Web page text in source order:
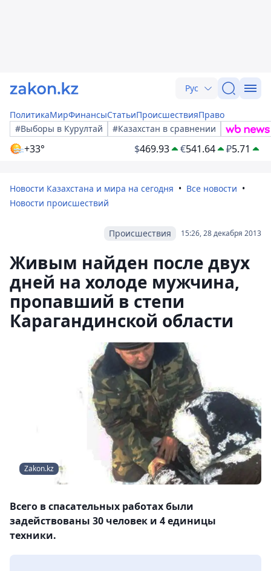
Рус
ПолитикаМирФинансыСтатьиПроисшествияПраво
#Выборы в Курултай
#Казахстан в сравнении
+33° $469.93 €541.64 ₽5.71
Новости Казахстана и мира на сегодня
Все новости
Новости происшествий
15:26, 28 декабря 2013
Происшествия
Живым найден после двух
дней на холоде мужчина,
пропавший в степи
Карагандинской области
Zakon.kz
Всего в спасательных работах были
задействованы 30 человек и 4 единицы
техники.